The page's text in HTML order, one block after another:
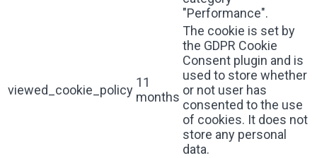
"Performance".
viewed_cookie_policy
11
months
The cookie is set by
the GDPR Cookie
Consent plugin and is
used to store whether
or not user has
consented to the use
of cookies. It does not
store any personal
data.